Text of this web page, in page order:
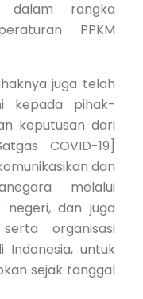
dalam rangka
PPKM
juga telah
kepada pihak-
keputusan dari
COVID-19]
dan
melalui
negeri, dan juga
organisasi
Indonesia, untuk
sejak tanggal